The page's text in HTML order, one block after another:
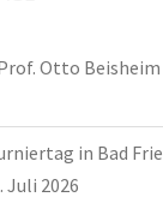
Otto
in Bad
Juli 2026